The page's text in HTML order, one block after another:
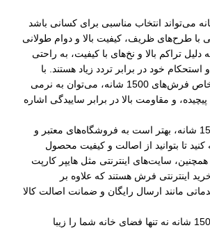
فرش 1500 شانه می‌تواند انتخاب مناسبی برای کسانی باشد
با طرح‌های ظریف، کیفیت بالا و دوام طولانی
تراکم بالا و نخ‌های با کیفیت، به راحتی
استحکام خود در برابر تردد زیاد هستند. با
توجه به ویژگی‌های خاص فرش‌های 1500 شانه، می‌توان به نرمی
و مقاومت بالا در برابر ساییدگی اشاره
برای خرید فرش 1500 شانه، بهتر است به فروشگاه‌های معتبر و
تا بتوانید از اصالت و کیفیت محصول
سایت‌های اینترنتی مثل هایپر کارپت
اینترنتی فرش هستند که علاوه بر
مانند ارسال رایگان و ضمانت اصالت کالا
یادتان باشد! فرش 1500 شانه نه تنها فضای خانه شما را زیبا